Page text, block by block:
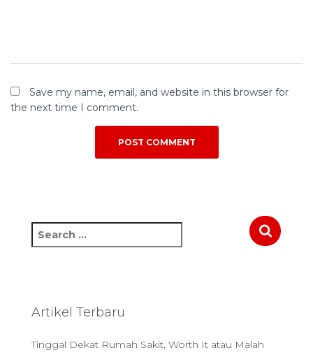
Save my name, email, and website in this browser for
the next time I comment.
e
h
r
Artikel Terbaru
Tinggal Dekat Rumah Sakit, Worth It atau Malah